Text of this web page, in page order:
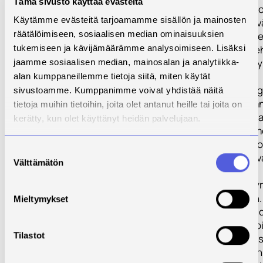
Käytämme evästeitä tarjoamamme sisällön ja mainosten
räätälöimiseen, sosiaalisen median ominaisuuksien
tukemiseen ja kävijämäärämme analysoimiseen. Lisäksi
jaamme sosiaalisen median, mainosalan ja analytiikka-
alan kumppaneillemme tietoja siitä, miten käytät
sivustoamme. Kumppanimme voivat yhdistää näitä
tietoja muihin tietoihin, joita olet antanut heille tai joita on
kerätty, kun olet käyttänyt heidän palvelujaan.
valinta
Välttämätön
Mieltymykset
Tilastot
Lainsäädännön
toinen
on valtavan
teknologinen
Tämä näkyy
voimakkaasti
sen vaikutus
liiketoimintaan
tulee olemaan
Eri toimijat
Savossa
tavoitteita alan
kehitykseen ja
määrään
näiden
realistisuutta
todella arvioida